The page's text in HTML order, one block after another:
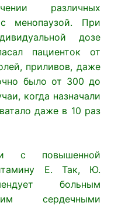
различных
менопаузой. При
дозе
пациенток от
приливов, даже
было от 300 до
когда назначали
даже в 10 раз
с повышенной
Е. Так, Ю.
больным
сердечными